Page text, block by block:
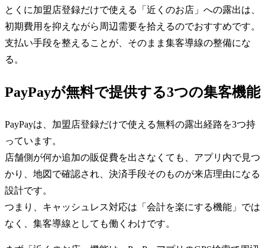
とくに加盟店登録だけで使える「近くのお店」への露出は、
初期費用を抑えながら周辺需要を拾えるのでおすすめです。
支払い手段を整えることが、そのまま集客導線の整備にな
る。
PayPayが無料で提供する3つの集客機能
PayPayは、加盟店登録だけで使える無料の露出経路を3つ持
っています。
店舗側が何か追加の販促費を出さなくても、アプリ内で見つ
かり、地図で確認され、決済手段そのものが来店理由になる
設計です。
つまり、キャッシュレス対応は「会計を楽にする機能」では
なく、集客導線としても働くわけです。